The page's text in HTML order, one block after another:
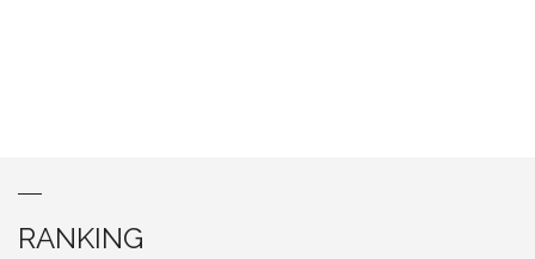
RANKING